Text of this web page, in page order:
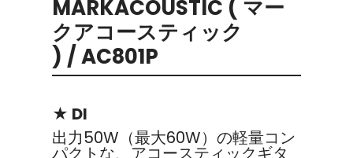
MARKACOUSTIC ( マー
クアコースティック
) / AC801P
★ DI
出力50W（最大60W）の軽量コン
パクトな、アコースティックギタ